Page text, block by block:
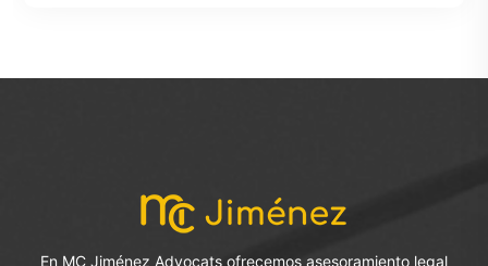
En MC Jiménez Advocats ofrecemos asesoramiento legal